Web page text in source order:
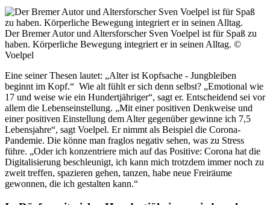
Der Bremer Autor und Altersforscher Sven Voelpel ist für Spaß zu
haben. Körperliche Bewegung integriert er in seinen Alltag. ©
Voelpel
Eine seiner Thesen lautet: „Alter ist Kopfsache - Jungbleiben
beginnt im Kopf.“ Wie alt fühlt er sich denn selbst? „Emotional wie
17 und weise wie ein Hundertjähriger“, sagt er. Entscheidend sei vor
allem die Lebenseinstellung. „Mit einer positiven Denkweise und
einer positiven Einstellung dem Alter gegenüber gewinne ich 7,5
Lebensjahre“, sagt Voelpel. Er nimmt als Beispiel die Corona-
Pandemie. Die könne man fraglos negativ sehen, was zu Stress
führe. „Oder ich konzentriere mich auf das Positive: Corona hat die
Digitalisierung beschleunigt, ich kann mich trotzdem immer noch zu
zweit treffen, spazieren gehen, tanzen, habe neue Freiräume
gewonnen, die ich gestalten kann.“